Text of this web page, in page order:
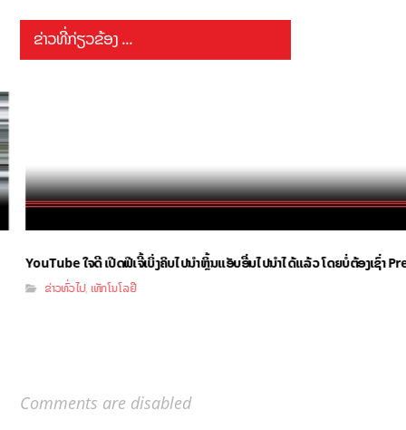
ຂ່າວທີ່ກ່ຽວຂ້ອງ ...
YouTube ໃຈດີ ເປີດຟີເຈີ້ເບິ່ງຄິບໄປນຳຫຼິ້ນແອັບອື່ນໄປນຳໄດ້ແລ້ວ ໂດຍບໍ່ຕ້ອງເຊົ່າ
ຂ່າວທົ່ວໄປ, ເທັກໂນໂລຢີ
Comments are disabled